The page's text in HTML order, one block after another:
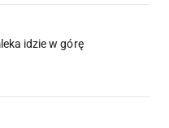
idzie w górę